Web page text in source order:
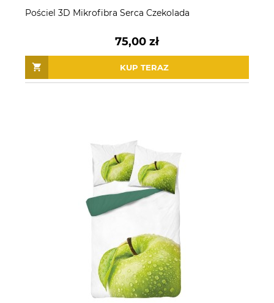
Pościel 3D Mikrofibra Serca Czekolada
75,00 zł
KUP TERAZ